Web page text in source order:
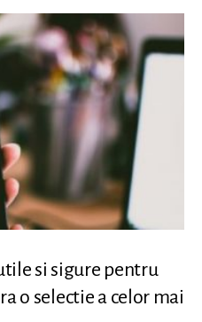
si sigure pentru
o selectie a celor mai